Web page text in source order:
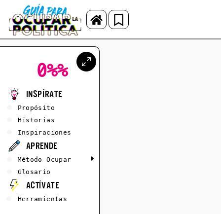
0%%
Inspírate
Propósito
Historias
Inspiraciones
Aprende
Método Ocupar
Glosario
Actívate
Herramientas